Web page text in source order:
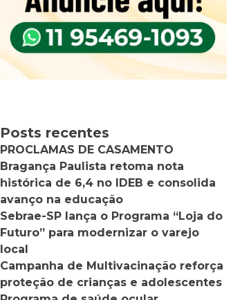
Posts recentes
PROCLAMAS DE CASAMENTO
Bragança Paulista retoma nota
histórica de 6,4 no IDEB e consolida
avanço na educação
Sebrae-SP lança o Programa “Loja do
Futuro” para modernizar o varejo
local
Campanha de Multivacinação reforça
proteção de crianças e adolescentes